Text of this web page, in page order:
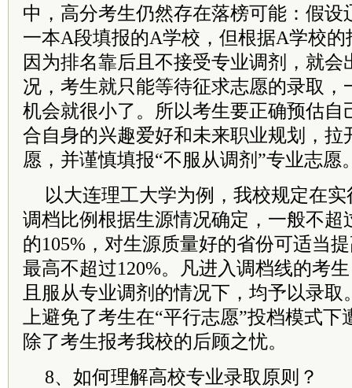
中，高分考生仍然存在落榜可能：假设
一本A段填报的A学校，但根据A学校
因为排名靠后且不接受专业调剂，就会
况，考生就只能等待征求志愿的录取，
机会就很小了。所以考生要正确预估自
合自身的兴趣爱好和未来职业规划，拉
愿，并谨慎填报“不服从调剂”专业志愿
以大连理工大学为例，我校规定在
调档比例根据生源情况确定，一般不超
的105%，对生源质量好的省份可适当
最高不超过120%。凡进入调档线的考
且服从专业调剂的情况下，均予以录
上避免了考生在“平行志愿”投档模式
除了考生报考我校的后顾之忧。
8、如何理解高校专业录取原则？